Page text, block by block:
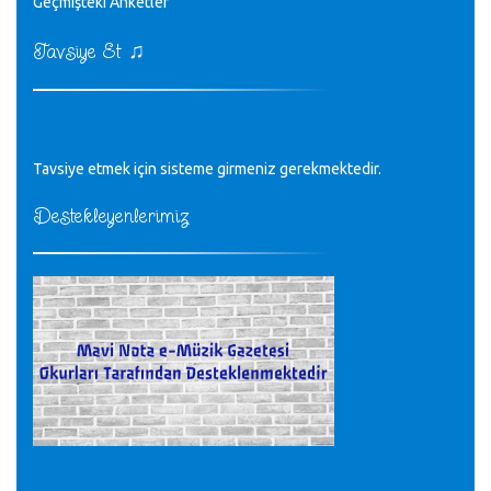
♪
sayın müfit bey bilgilerinizi kontrol edi 6440 sayılı cso
CÜNEYT BALKIZ - 15.11.2022
Tavsiye Et ♫
Tavsiye etmek için sisteme girmeniz gerekmektedir.
Destekleyenlerimiz